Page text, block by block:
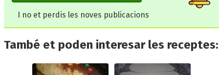
I no et perdis les noves publicacions
També et poden interesar les receptes: